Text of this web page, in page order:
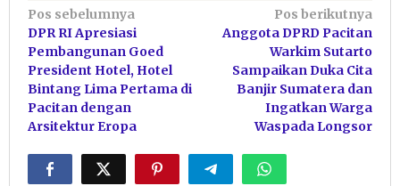
Navigasi
pos
Pos sebelumnya
DPR RI Apresiasi
Pembangunan Goed
President Hotel, Hotel
Bintang Lima Pertama di
Pacitan dengan
Arsitektur Eropa
Pos berikutnya
Anggota DPRD Pacitan
Warkim Sutarto
Sampaikan Duka Cita
Banjir Sumatera dan
Ingatkan Warga
Waspada Longsor